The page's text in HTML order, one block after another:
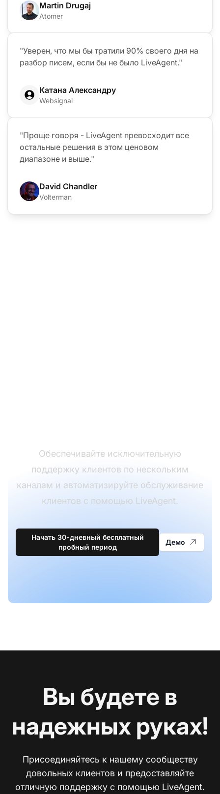
Martin Drugaj
Atomer
"Уверен, что мы бы тратили 90% своего дня на
разбор писем, если бы не было LiveAgent."
Катана Александру
Websignal
"Проще говоря - LiveAgent превосходит все
остальные решения в этом ценовом
диапазоне и выше."
David Chandler
Volterman
Обеспечивайте исключительную
поддержку клиентов по нескольким
каналам и автоматизируйте обслуживание
клиентов с помощью LiveAgent.
Начать 30-дневный бесплатный
пробный период
Демо
Вы будете в
надежных руках!
Присоединяйтесь к нашему сообществу
довольных клиентов и предоставляйте
отличную поддержку с помощью LiveAgent.